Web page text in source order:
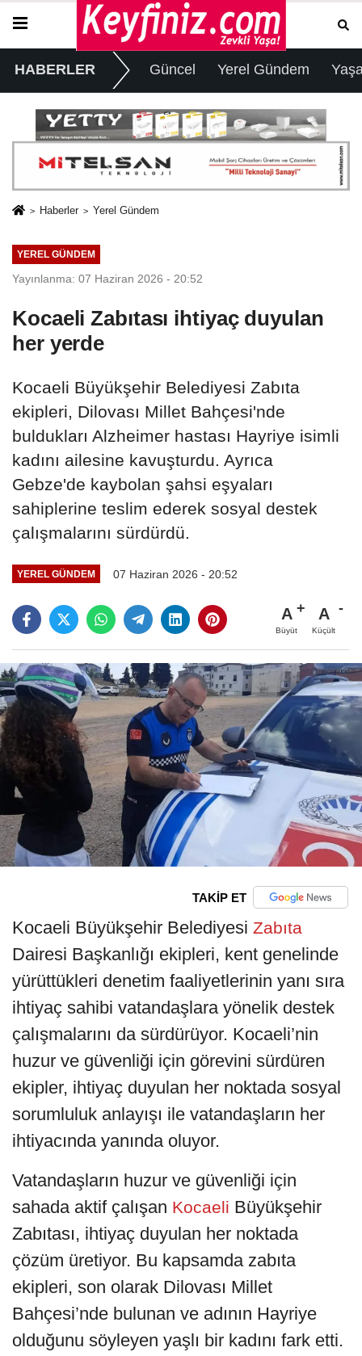
HABERLER Güncel Yerel Gündem
Haberler Yerel Gündem
YEREL GÜNDEM
Yayınlanma: 07 Haziran 2026 - 20:52
Kocaeli Zabıtası ihtiyaç duyulan
her yerde
Kocaeli Büyükşehir Belediyesi Zabıta
ekipleri, Dilovası Millet Bahçesi'nde
buldukları Alzheimer hastası Hayriye isimli
kadını ailesine kavuşturdu. Ayrıca
Gebze'de kaybolan şahsi eşyaları
sahiplerine teslim ederek sosyal destek
çalışmalarını sürdürdü.
YEREL GÜNDEM 07 Haziran 2026 - 20:52
A
Büyüt
A
Küçült
TAKİP ET
Kocaeli Büyükşehir Belediyesi Zabıta
Dairesi Başkanlığı ekipleri, kent genelinde
yürüttükleri denetim faaliyetlerinin yanı sıra
ihtiyaç sahibi vatandaşlara yönelik destek
çalışmalarını da sürdürüyor. Kocaeli’nin
huzur ve güvenliği için görevini sürdüren
ekipler, ihtiyaç duyulan her noktada sosyal
sorumluluk anlayışı ile vatandaşların her
ihtiyacında yanında oluyor.
Vatandaşların huzur ve güvenliği için
sahada aktif çalışan Kocaeli Büyükşehir
Zabıtası, ihtiyaç duyulan her noktada
çözüm üretiyor. Bu kapsamda zabıta
ekipleri, son olarak Dilovası Millet
Bahçesi’nde bulunan ve adının Hayriye
olduğunu söyleyen yaşlı bir kadını fark etti.